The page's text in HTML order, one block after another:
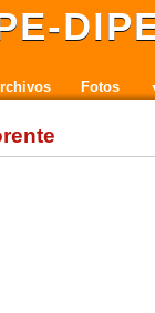
Fotos